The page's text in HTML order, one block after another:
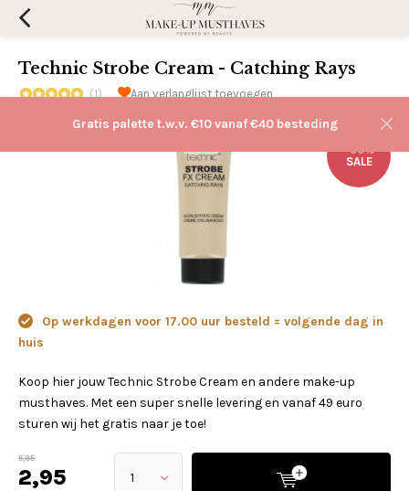
Gratis palette t.w.v. €10 vanaf €40 besteding
Technic Strobe Cream - Catching Rays
(1) Aan verlanglijst toevoegen
-50%
SALE
Op werkdagen voor 17.00 uur besteld = volgende dag in
huis
Koop hier jouw Technic Strobe Cream en andere make-up
musthaves. Met een super snelle levering en vanaf 49 euro
sturen wij het gratis naar je toe!
5,95
2,95